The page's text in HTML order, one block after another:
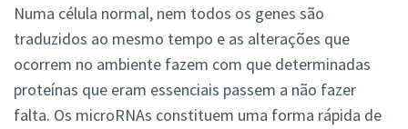
Numa célula normal, nem todos os genes são
traduzidos ao mesmo tempo e as alterações que
ocorrem no ambiente fazem com que determinadas
proteínas que eram essenciais passem a não fazer
falta. Os microRNAs constituem uma forma rápida de